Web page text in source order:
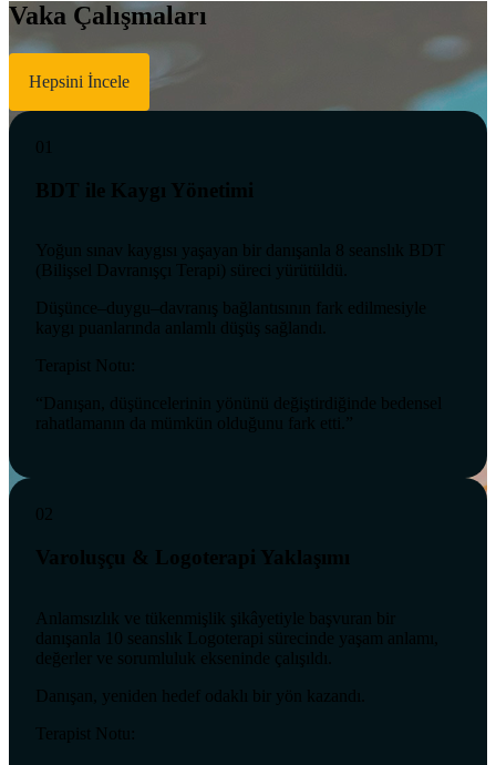
Vaka Çalışmaları
Hepsini İncele
01
BDT ile Kaygı Yönetimi
Yoğun sınav kaygısı yaşayan bir danışanla 8 seanslık BDT
(Bilişsel Davranışçı Terapi) süreci yürütüldü.
Düşünce–duygu–davranış bağlantısının fark edilmesiyle
kaygı puanlarında anlamlı düşüş sağlandı.
Terapist Notu:
“Danışan, düşüncelerinin yönünü değiştirdiğinde bedensel
rahatlamanın da mümkün olduğunu fark etti.”
02
Varoluşçu & Logoterapi Yaklaşımı
Anlamsızlık ve tükenmişlik şikâyetiyle başvuran bir
danışanla 10 seanslık Logoterapi sürecinde yaşam anlamı,
değerler ve sorumluluk ekseninde çalışıldı.
Danışan, yeniden hedef odaklı bir yön kazandı.
Terapist Notu: